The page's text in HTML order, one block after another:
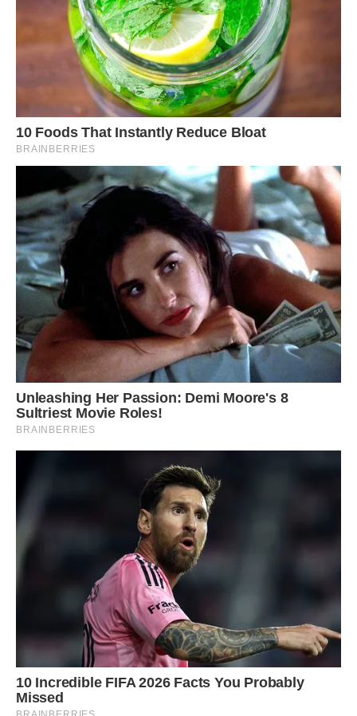
Хай щастя переступить твій поріг
І у душі назавжди залишиться.
***
Нехай літа волошками цвітуть!
Життя ясне дарує Ангел з неба,
Хай щастя й радість в дім твій увійдуть,
І у душі оселяться у тебе!
З днем Ангела, з чудовим, гарним днем.
Хай буде доля сонечком зігріта
Хай Ангел захищає від проблем,
А у житті завжди квітує літо.
***
Уляну, з днем Ангела щиро вітаю,
Блакитного неба і щастя без краю!
Здоров’я прекрасного, дуже міцного
Везіння, терпіння і ласки від Бога!